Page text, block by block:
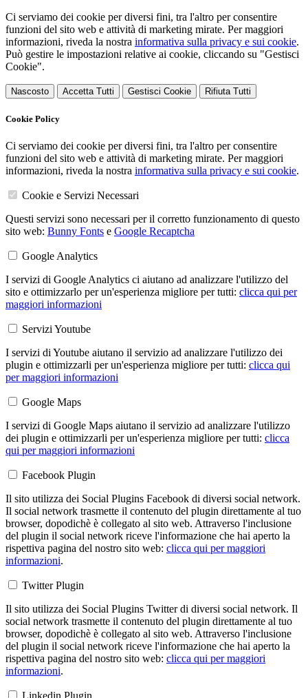
Ci serviamo dei cookie per diversi fini, tra l'altro per consentire
funzioni del sito web e attività di marketing mirate. Per maggiori
informazioni, riveda la nostra informativa sulla privacy e sui cookie.
Può gestire le impostazioni relative ai cookie, cliccando su "Gestisci
Cookie".
Nascosto Accetta Tutti Gestisci Cookie Rifiuta Tutti
Cookie Policy
Ci serviamo dei cookie per diversi fini, tra l'altro per consentire
funzioni del sito web e attività di marketing mirate. Per maggiori
informazioni, riveda la nostra informativa sulla privacy e sui cookie.
Cookie e Servizi Necessari
Questi servizi sono necessari per il corretto funzionamento di questo
sito web: Bunny Fonts e Google Recaptcha
Google Analytics
I servizi di Google Analytics ci aiutano ad analizzare l'utilizzo del
sito e ottimizzarlo per un'esperienza migliore per tutti: clicca qui per
maggiori informazioni
Servizi Youtube
I servizi di Youtube aiutano il servizio ad analizzare l'utilizzo dei
plugin e ottimizzarli per un'esperienza migliore per tutti: clicca qui
per maggiori informazioni
Google Maps
I servizi di Google Maps aiutano il servizio ad analizzare l'utilizzo
dei plugin e ottimizzarli per un'esperienza migliore per tutti: clicca
qui per maggiori informazioni
Facebook Plugin
Il sito utilizza dei Social Plugins Facebook di diversi social network.
Il social network trasmette il contenuto del plugin direttamente al tuo
browser, dopodichè è collegato al sito web. Attraverso l'inclusione
del plugin il social network riceve l'informazione che hai aperto la
rispettiva pagina del nostro sito web: clicca qui per maggiori
informazioni.
Twitter Plugin
Il sito utilizza dei Social Plugins Twitter di diversi social network. Il
social network trasmette il contenuto del plugin direttamente al tuo
browser, dopodichè è collegato al sito web. Attraverso l'inclusione
del plugin il social network riceve l'informazione che hai aperto la
rispettiva pagina del nostro sito web: clicca qui per maggiori
informazioni.